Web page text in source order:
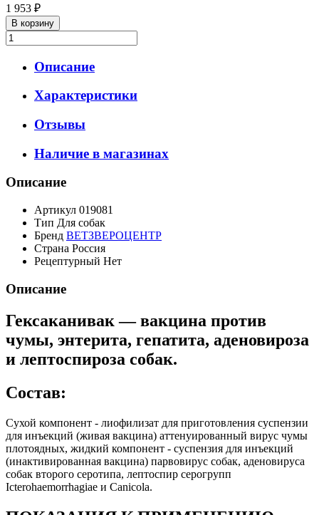
1 953 ₽
В корзину
Описание
Характеристики
Отзывы
Наличие в магазинах
Описание
Артикул 019081
Тип Для собак
Бренд ВЕТЗВЕРОЦЕНТР
Страна Россия
Рецептурный Нет
Описание
Гексаканивак — вакцина против
чумы, энтерита, гепатита, аденовироза
и лептоспироза собак.
Состав:
Сухой компонент - лиофилизат для приготовления суспензии
для инъекций (живая вакцина) аттенуированный вирус чумы
плотоядных, жидкий компонент - суспензия для инъекций
(инактивированная вакцина) парвовирус собак, аденовируса
собак второго серотипа, лептоспир серогрупп
Icterohaemorrhagiae и Canicola.